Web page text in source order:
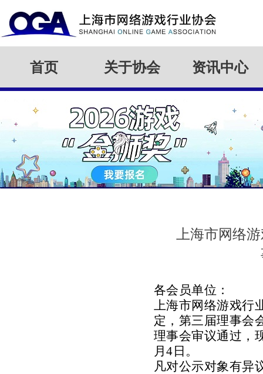
首页 关于协会 资讯中心
上海市网络
各会员单位：
上海市网络游戏行
定，第三届理事会
理事会审议通过，
月4日。
凡对公示对象有异